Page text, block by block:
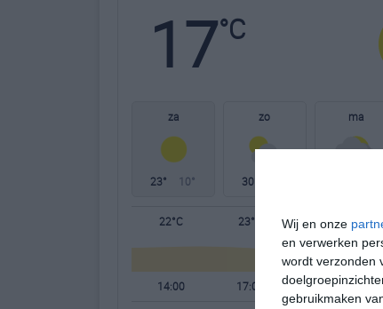
Wij en onze
en verwerken
wordt verzonden
gebruikmaken
17°C
za
23° 10°
zo
30°
ma
22°C 23°C 20°C
14:00 17:00 20:00